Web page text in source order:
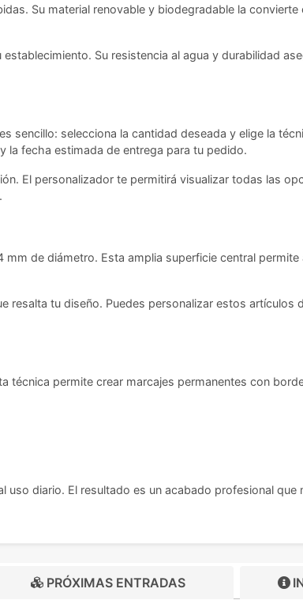
Su material renovable y biodegradable la convierte
Su resistencia al agua y durabilidad
sencillo: selecciona la cantidad deseada y elige la
la fecha estimada de entrega para tu pedido.
El personalizador te permitirá visualizar todas las
mm de diámetro. Esta amplia superficie central
resalta tu diseño. Puedes personalizar estos
técnica permite crear marcajes permanentes con
diario. El resultado es un acabado profesional
PRÓXIMAS ENTRADAS